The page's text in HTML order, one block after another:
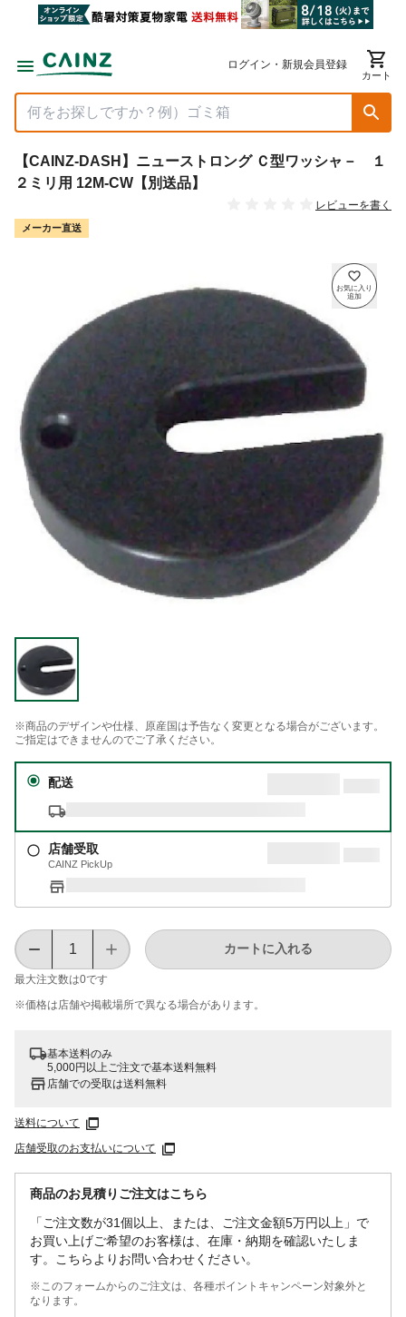
ログイン・新規会員登録
カート
【CAINZ-DASH】ニューストロング Ｃ型ワッシャ－ １
２ミリ用 12M-CW【別送品】
レビューを書く
メーカー直送
※商品のデザインや仕様、原産国は予告なく変更となる場合がございます。
ご指定はできませんのでご了承ください。
配送
店舗受取
CAINZ PickUp
最大注文数は0です
カートに入れる
※価格は​店舗や​掲載場所で​異なる​場合が​あります。
基本送料のみ
5,000円以上ご注文で基本送料無料
店舗での受取は送料無料
送料について
店舗受取のお支払いについて
商品のお見積りご注文はこちら
「ご注文数が31個以上、または、ご注文金額5万円以上」で
お買い上げご希望のお客様は、在庫・納期を確認いたしま
す。こちらよりお問い合わせください。
※このフォームからのご注文は、各種ポイントキャンペーン対象外と
なります。